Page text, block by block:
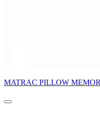
MATRAC PILLOW